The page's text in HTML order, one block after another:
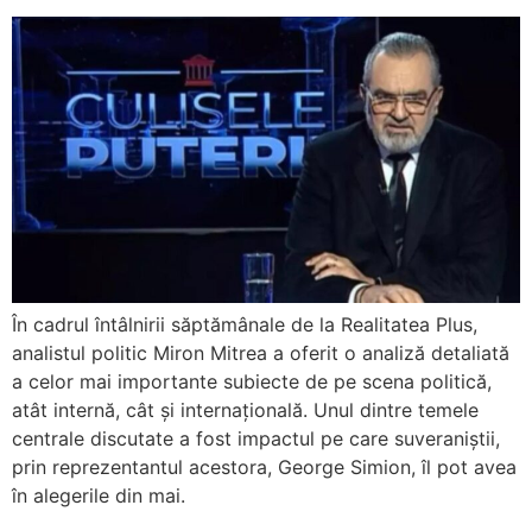
În cadrul întâlnirii săptămânale de la Realitatea Plus,
analistul politic Miron Mitrea a oferit o analiză detaliată
a celor mai importante subiecte de pe scena politică,
atât internă, cât și internațională. Unul dintre temele
centrale discutate a fost impactul pe care suveraniștii,
prin reprezentantul acestora, George Simion, îl pot avea
în alegerile din mai.